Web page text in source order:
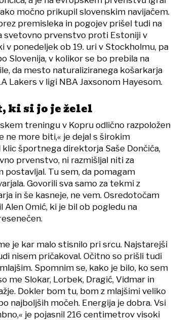
močno prikupil slovenskim navijačem.
premisleka in pogojev prišel tudi na
svetovno prvenstvo proti Estoniji v
v ponedeljek ob 19. uri v Stockholmu, pa
Slovenija, v kolikor se bo prebila na
da mesto naturaliziranega košarkarja
Lakers v ligi NBA Jaxsonom Hayesom.
ki si jo je želel
treningu v Kopru odlično razpoložen
ne more biti,« je dejal s širokim
športnega direktorja Saše Dončića,
prvenstvo, ni razmišljal niti za
postavljal. Tu sem, da pomagam
Govorili sva samo za tekmi z
in še kasneje, ne vem. Osredotočam
Alen Omić, ki je bil ob pogledu na
je kar malo stisnilo pri srcu. Najstarejši
nisem pričakoval. Očitno so prišli tudi
Spomnim se, kako je bilo, ko sem
me Slokar, Lorbek, Dragić, Vidmar in
Dokler bom tu, bom z mlajšimi veliko
najboljših močeh. Energija je dobra. Vsi
je pojasnil 216 centimetrov visoki